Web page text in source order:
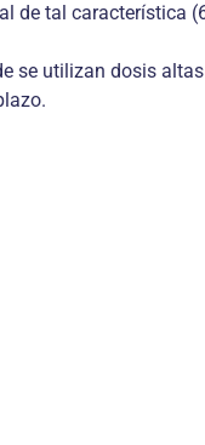
de tal característica
se utilizan dosis